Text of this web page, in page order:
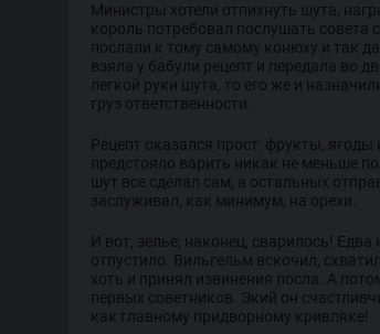
Министры хотели отпихнуть шута,
король потребовал послушать совета
послали к тому самому конюху и так
взяла у бабули рецепт и передала во
легкой руки шута, то его же и
груз ответственности.
Рецепт оказался прост: фрукты,
предстояло варить никак не меньше
шут все сделал сам, а остальных
заслуживал, как минимум, на орехи.
И вот, зелье, наконец, сварилось!
отпустило. Вильгельм вскочил,
хоть и принял извинения посла. А
первых советников. Экий он
как главному придворному кривляке!